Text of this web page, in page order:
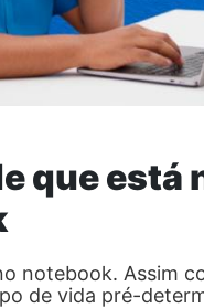
que está
notebook. Assim
de vida pré-